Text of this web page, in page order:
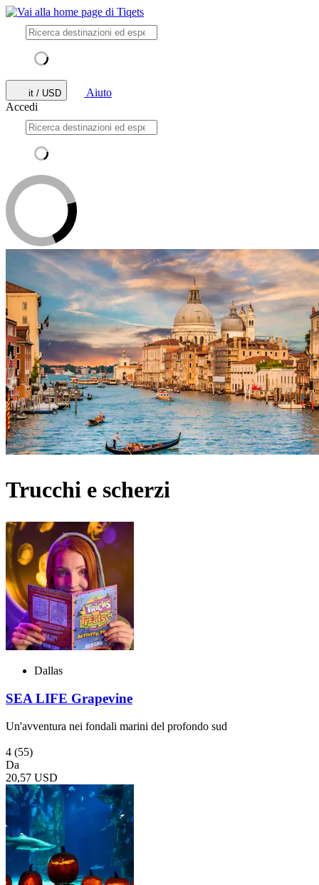
it / USD
Aiuto
Accedi
Trucchi e scherzi
Dallas
SEA LIFE Grapevine
Un'avventura nei fondali marini del profondo sud
4 (55)
Da
20,57 USD